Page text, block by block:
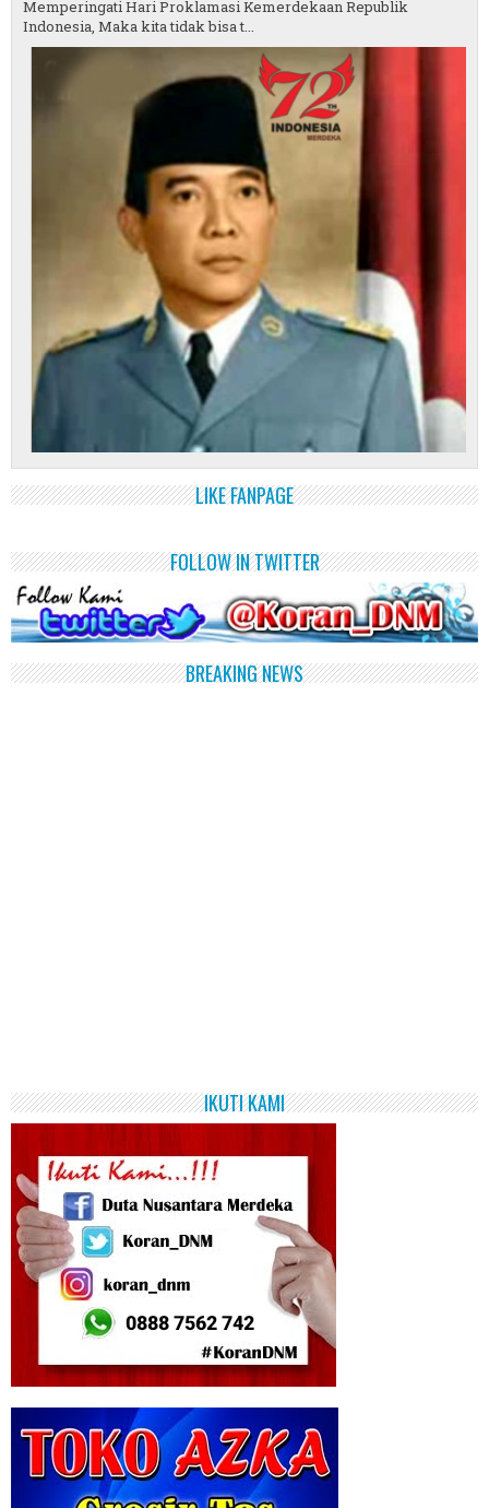
Memperingati Hari Proklamasi Kemerdekaan Republik
Indonesia, Maka kita tidak bisa t...
LIKE FANPAGE
FOLLOW IN TWITTER
BREAKING NEWS
IKUTI KAMI